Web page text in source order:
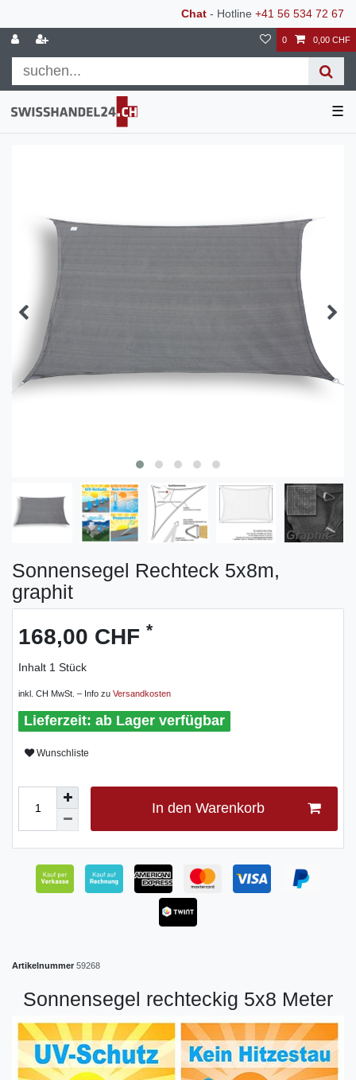
Chat - Hotline +41 56 534 72 67
0 0,00 CHF
☰
Sonnensegel Rechteck 5x8m,
graphit
168,00 CHF *
Inhalt 1 Stück
inkl. CH MwSt. – Info zu Versandkosten
ab Lager verfügbar
Wunschliste
In den Warenkorb
Artikelnummer 59268
Sonnensegel rechteckig 5x8 Meter